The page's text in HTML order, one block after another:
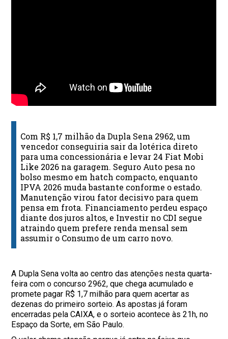
Com R$ 1,7 milhão da Dupla Sena 2962, um
vencedor conseguiria sair da lotérica direto
para uma concessionária e levar 24 Fiat Mobi
Like 2026 na garagem. Seguro Auto pesa no
bolso mesmo em hatch compacto, enquanto
IPVA 2026 muda bastante conforme o estado.
Manutenção virou fator decisivo para quem
pensa em frota. Financiamento perdeu espaço
diante dos juros altos, e Investir no CDI segue
atraindo quem prefere renda mensal sem
assumir o Consumo de um carro novo.
A Dupla Sena volta ao centro das atenções nesta quarta-
feira com o concurso 2962, que chega acumulado e
promete pagar R$ 1,7 milhão para quem acertar as
dezenas do primeiro sorteio. As apostas já foram
encerradas pela CAIXA, e o sorteio acontece às 21h, no
Espaço da Sorte, em São Paulo.